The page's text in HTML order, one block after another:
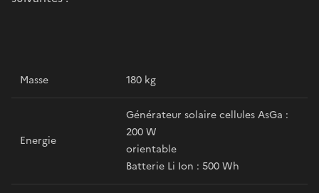
Masse 180 kg
Energie
Générateur solaire cellules AsGa :
200 W
orientable
Batterie Li Ion : 500 Wh